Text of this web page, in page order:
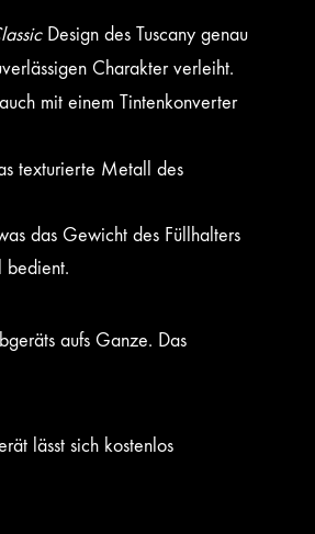
Design des Tuscany genau
Charakter verleiht.
mit einem Tintenkonverter
texturierte Metall des
das Gewicht des Füllhalters
bedient.
aufs Ganze. Das
lässt sich kostenlos